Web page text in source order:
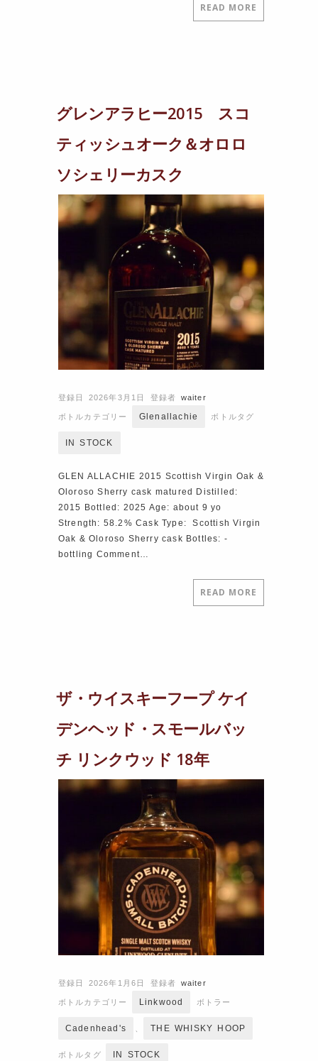
READ MORE
グレンアラヒー2015 スコ
ティッシュオーク＆オロロ
ソシェリーカスク
登録日 2026年3月1日 登録者 waiter
ボトルカテゴリー Glenallachie ボトルタグ
IN STOCK
GLEN ALLACHIE 2015 Scottish Virgin Oak &
Oloroso Sherry cask matured Distilled:
2015 Bottled: 2025 Age: about 9 yo
Strength: 58.2% Cask Type: Scottish Virgin
Oak & Oloroso Sherry cask Bottles: ‐
bottling Comment…
READ MORE
ザ・ウイスキーフープ ケイ
デンヘッド・スモールバッ
チ リンクウッド 18年
登録日 2026年1月6日 登録者 waiter
ボトルカテゴリー Linkwood ボトラー
Cadenhead's THE WHISKY HOOP
ボトルタグ IN STOCK